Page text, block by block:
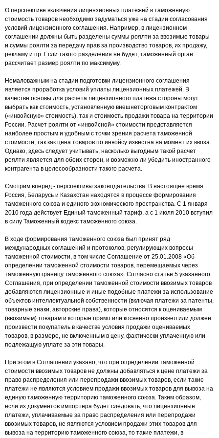
О перспективе включения лицензионных платежей в таможенную
стоимость товаров необходимо задуматься уже на стадии согласования
условий лицензионного соглашения. Например, в лицензионном
соглашении должны быть разделены суммы роялти за ввозимые товары
и суммы роялти за передачу прав за производство товаров, их продажу,
рекламу и пр. Если такого разделения не будет, таможенный орган
рассчитает размер роялти по максимуму.
Немаловажным на стадии подготовки лицензионного соглашения
является проработка условий уплаты лицензионных платежей. В
качестве основы для расчета лицензионного платежа стороны могут
выбрать как стоимость, установленную внешнеторговым контрактом
(«инвойсную» стоимость), так и стоимость продажи товара на территории
России. Расчет роялти от «инвойсной» стоимости представляется
наиболее простым и удобным с точки зрения расчета таможенной
стоимости, так как цена товаров по инвойсу известна на момент их ввоза.
Однако, здесь следует учитывать, насколько выгодным такой расчет
роялти является для обеих сторон, и возможно ли убедить иностранного
контрагента в целесообразности такого расчета.
Смотрим вперед - перспективы законодательства. В настоящее время
Россия, Беларусь и Казахстан находятся в процессе формирования
таможенного союза и единого экономического пространства. С 1 января
2010 года действует Единый таможенный тариф, а с 1 июля 2010 вступил
в силу Таможенный кодекс таможенного союза.
В ходе формирования таможенного союза был принят ряд
международных соглашений и протоколов, регулирующих вопросы
таможенной стоимости, в том числе Соглашение от 25.01.2008 «Об
определении таможенной стоимости товаров, перемещаемых через
таможенную границу таможенного союза». Согласно статье 5 указанного
Соглашения, при определении таможенной стоимости ввозимых товаров
добавляются лицензионные и иные подобные платежи за использование
объектов интеллектуальной собственности (включая платежи за патенты,
товарные знаки, авторские права), которые относятся к оцениваемым
(ввозимым) товарам и которые прямо или косвенно произвел или должен
произвести покупатель в качестве условия продажи оцениваемых
товаров, в размере, не включенным в цену, фактически уплаченную или
подлежащую уплате за эти товары.
При этом в Соглашении указано, что при определении таможенной
стоимости ввозимых товаров не должны добавляться к цене платежи за
право распределения или перепродажи ввозимых товаров, если такие
платежи не являются условием продажи ввозимых товаров для вывоза на
единую таможенную территорию таможенного союза. Таким образом,
если из документов импортера будет следовать, что лицензионные
платежи, уплачиваемые за право распределения или перепродажи
ввозимых товаров, не являются условием продажи этих товаров для
вывоза на территорию таможенного союза, то такие платежи, в